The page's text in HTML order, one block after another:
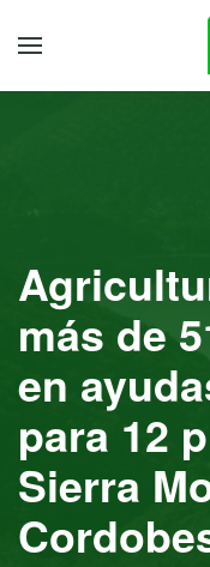
más de
en
para 12
Sierra